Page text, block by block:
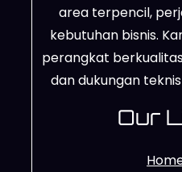
area terpencil,
kebutuhan bisnis.
perangkat
dan dukungan
Our